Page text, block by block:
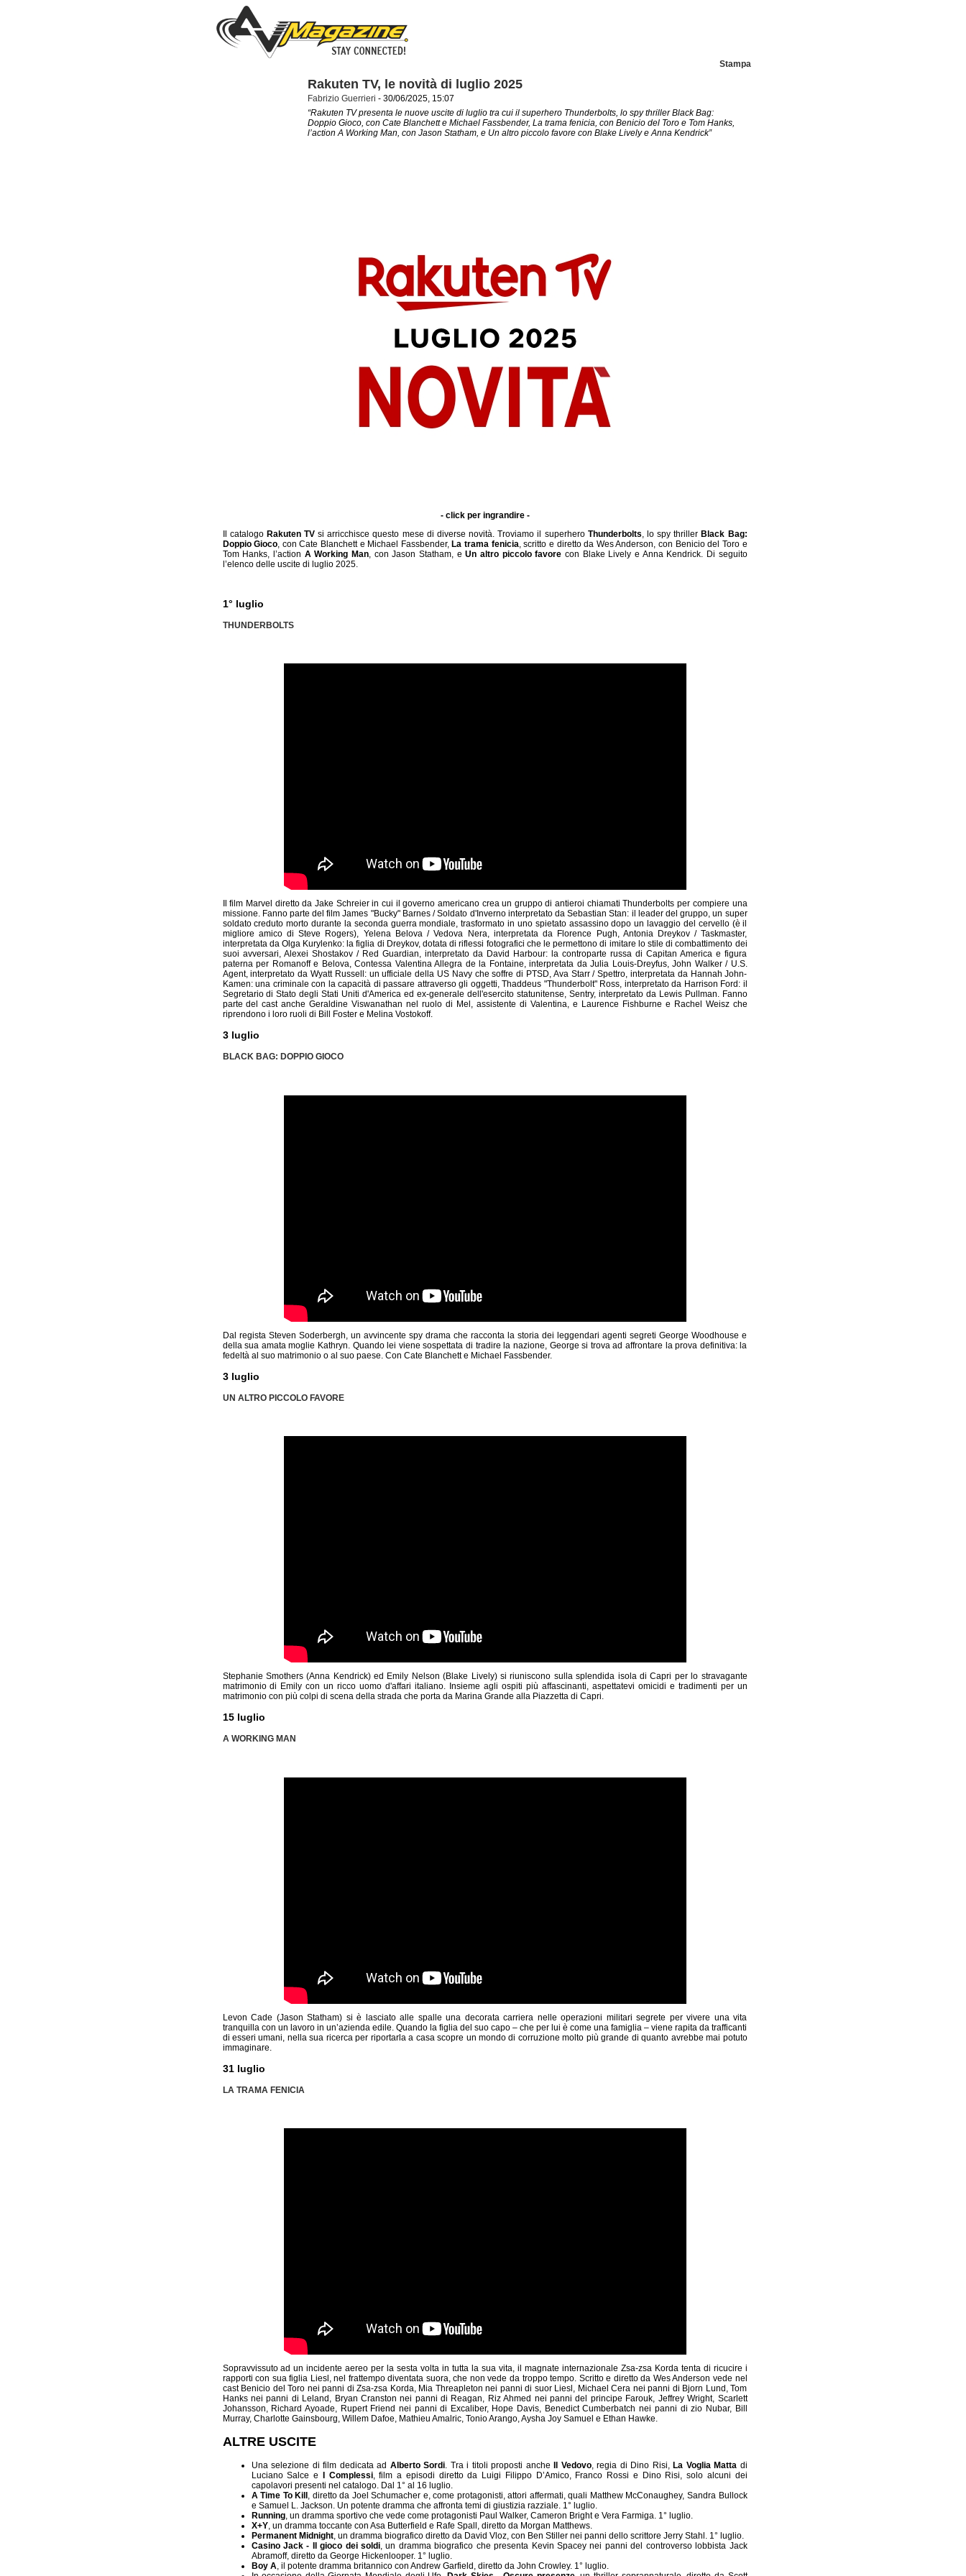
Stampa
Rakuten TV, le novità di luglio 2025
Fabrizio Guerrieri - 30/06/2025, 15:07
“Rakuten TV presenta le nuove uscite di luglio tra cui il superhero Thunderbolts, lo spy thriller Black Bag:
Doppio Gioco, con Cate Blanchett e Michael Fassbender, La trama fenicia, con Benicio del Toro e Tom Hanks,
l’action A Working Man, con Jason Statham, e Un altro piccolo favore con Blake Lively e Anna Kendrick”
- click per ingrandire -
Il catalogo Rakuten TV si arricchisce questo mese di diverse novità. Troviamo il superhero Thunderbolts, lo spy thriller Black Bag:
Doppio Gioco, con Cate Blanchett e Michael Fassbender, La trama fenicia, scritto e diretto da Wes Anderson, con Benicio del Toro e
Tom Hanks, l’action A Working Man, con Jason Statham, eUn altro piccolo favore con Blake Lively e Anna Kendrick. Di seguito
l’elenco delle uscite di luglio 2025.
1° luglio
THUNDERBOLTS
Il film Marvel diretto da Jake Schreier in cui il governo americano crea un gruppo di antieroi chiamati Thunderbolts per compiere una
missione. Fanno parte del film James "Bucky" Barnes / Soldato d'Inverno interpretato da Sebastian Stan: il leader del gruppo, un super
soldato creduto morto durante la seconda guerra mondiale, trasformato in uno spietato assassino dopo un lavaggio del cervello (è il
migliore amico di Steve Rogers), Yelena Belova / Vedova Nera, interpretata da Florence Pugh, Antonia Dreykov / Taskmaster,
interpretata da Olga Kurylenko: la figlia di Dreykov, dotata di riflessi fotografici che le permettono di imitare lo stile di combattimento dei
suoi avversari, Alexei Shostakov / Red Guardian, interpretato da David Harbour: la controparte russa di Capitan America e figura
paterna per Romanoff e Belova, Contessa Valentina Allegra de la Fontaine, interpretata da Julia Louis-Dreyfus, John Walker / U.S.
Agent, interpretato da Wyatt Russell: un ufficiale della US Navy che soffre di PTSD, Ava Starr / Spettro, interpretata da Hannah John-
Kamen: una criminale con la capacità di passare attraverso gli oggetti, Thaddeus "Thunderbolt" Ross, interpretato da Harrison Ford: il
Segretario di Stato degli Stati Uniti d'America ed ex-generale dell'esercito statunitense, Sentry, interpretato da Lewis Pullman. Fanno
parte del cast anche Geraldine Viswanathan nel ruolo di Mel, assistente di Valentina, e Laurence Fishburne e Rachel Weisz che
riprendono i loro ruoli di Bill Foster e Melina Vostokoff.
3 luglio
BLACK BAG: DOPPIO GIOCO
Dal regista Steven Soderbergh, un avvincente spy drama che racconta la storia dei leggendari agenti segreti George Woodhouse e
della sua amata moglie Kathryn. Quando lei viene sospettata di tradire la nazione, George si trova ad affrontare la prova definitiva: la
fedeltà al suo matrimonio o al suo paese. Con Cate Blanchett e Michael Fassbender.
3 luglio
UN ALTRO PICCOLO FAVORE
Stephanie Smothers (Anna Kendrick) ed Emily Nelson (Blake Lively) si riuniscono sulla splendida isola di Capri per lo stravagante
matrimonio di Emily con un ricco uomo d'affari italiano. Insieme agli ospiti più affascinanti, aspettatevi omicidi e tradimenti per un
matrimonio con più colpi di scena della strada che porta da Marina Grande alla Piazzetta di Capri.
15 luglio
A WORKING MAN
Levon Cade (Jason Statham) si è lasciato alle spalle una decorata carriera nelle operazioni militari segrete per vivere una vita
tranquilla con un lavoro in un’azienda edile. Quando la figlia del suo capo – che per lui è come una famiglia – viene rapita da trafficanti
di esseri umani, nella sua ricerca per riportarla a casa scopre un mondo di corruzione molto più grande di quanto avrebbe mai potuto
immaginare.
31 luglio
LA TRAMA FENICIA
Sopravvissuto ad un incidente aereo per la sesta volta in tutta la sua vita, il magnate internazionale Zsa-zsa Korda tenta di ricucire i
rapporti con sua figlia Liesl, nel frattempo diventata suora, che non vede da troppo tempo. Scritto e diretto da Wes Anderson vede nel
cast Benicio del Toro nei panni di Zsa-zsa Korda, Mia Threapleton nei panni di suor Liesl, Michael Cera nei panni di Bjorn Lund, Tom
Hanks nei panni di Leland, Bryan Cranston nei panni di Reagan, Riz Ahmed nei panni del principe Farouk, Jeffrey Wright, Scarlett
Johansson, Richard Ayoade, Rupert Friend nei panni di Excaliber, Hope Davis, Benedict Cumberbatch nei panni di zio Nubar, Bill
Murray, Charlotte Gainsbourg, Willem Dafoe, Mathieu Amalric, Tonio Arango, Aysha Joy Samuel e Ethan Hawke.
ALTRE USCITE
Una selezione di film dedicata ad Alberto Sordi. Tra i titoli proposti anche Il Vedovo, regia di Dino Risi, La Voglia Matta di
Luciano Salce e
I Complessi, film a episodi diretto da Luigi Filippo D’Amico, Franco Rossi e Dino Risi, solo alcuni dei
capolavori presenti nel catalogo. Dal 1° al 16 luglio.
A Time To Kill , diretto da Joel Schumacher e, come protagonisti, attori affermati, quali Matthew McConaughey, Sandra Bullock
e Samuel L. Jackson. Un potente dramma che affronta temi di giustizia razziale. 1° luglio.
Running, un dramma sportivo che vede come protagonisti Paul Walker, Cameron Bright e Vera Farmiga. 1° luglio.
X+Y, un dramma toccante con Asa Butterfield e Rafe Spall, diretto da Morgan Matthews.
Permanent Midnight, un dramma biografico diretto da David Vloz, con Ben Stiller nei panni dello scrittore Jerry Stahl. 1° luglio.
Casino Jack - Il gioco dei soldi, un dramma biografico che presenta Kevin Spacey nei panni del controverso lobbista Jack
Abramoff, diretto da George Hickenlooper. 1° luglio.
Boy A, il potente dramma britannico con Andrew Garfield, diretto da John Crowley. 1° luglio.